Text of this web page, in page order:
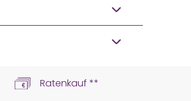
Ratenkauf **